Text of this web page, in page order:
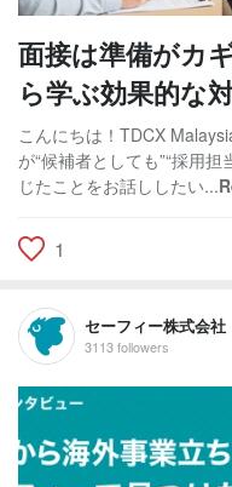
面接は準備がカ
ら学ぶ効果的な
こんにちは！TDCX
が“候補者としても”“採用
じたことをお話ししたい...
1
セーフィー株式会社
3113 followers